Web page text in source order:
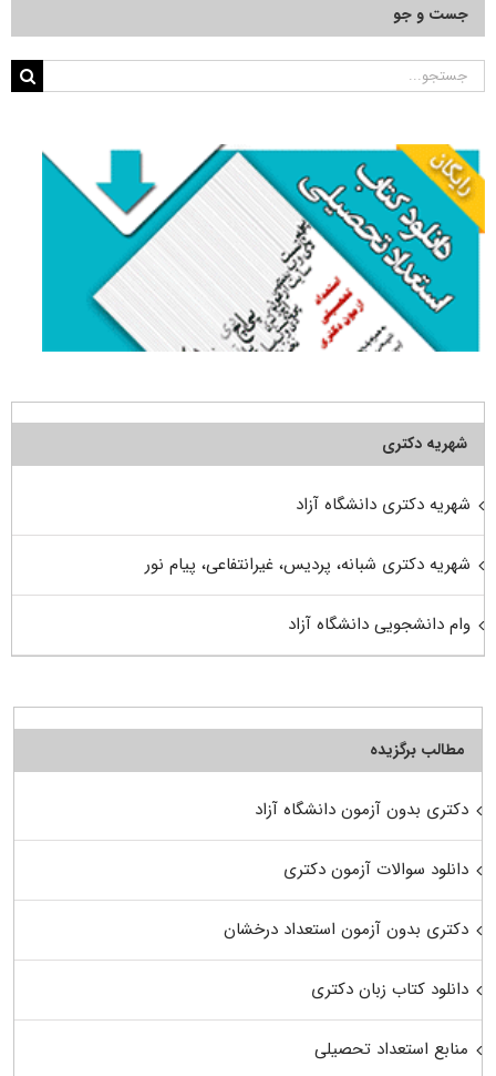
جست و جو
جستجو
شهریه دکتری
شهریه دکتری دانشگاه آزاد
شهریه دکتری شبانه، پردیس، غیرانتفاعی، پیام نور
وام دانشجویی دانشگاه آزاد
مطالب برگزیده
دکتری بدون آزمون دانشگاه آزاد
دانلود سوالات آزمون دکتری
دکتری بدون آزمون استعداد درخشان
دانلود کتاب زبان دکتری
منابع استعداد تحصیلی